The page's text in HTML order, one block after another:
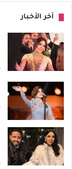
آخر الأخبار